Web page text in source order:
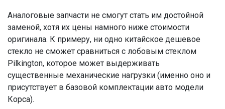
Аналоговые запчасти не смогут стать им достойной
заменой, хотя их цены намного ниже стоимости
оригинала. К примеру, ни одно китайское дешевое
стекло не сможет сравниться с лобовым стеклом
Pilkington, которое может выдерживать
существенные механические нагрузки (именно оно и
присутствует в базовой комплектации авто модели
Корса).